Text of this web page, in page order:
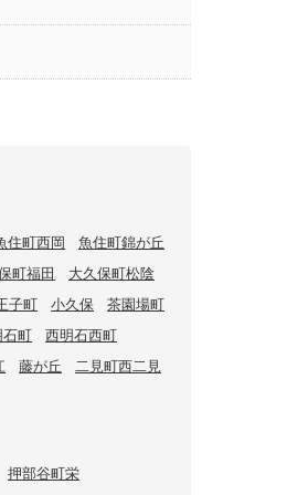
住町西岡
魚住町錦が丘
町福田
大久保町松陰
子町 小久保
茶園場町
町
西明石西町
藤が丘
二見町西二見
押部谷町栄